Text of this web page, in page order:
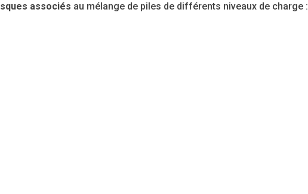
associés au mélange de piles de différents niveaux de charge :